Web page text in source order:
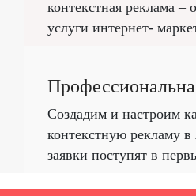
контекстная реклама –
услуги интернет-
Создадим и настроим
контекстную рекламу
заявки поступят в